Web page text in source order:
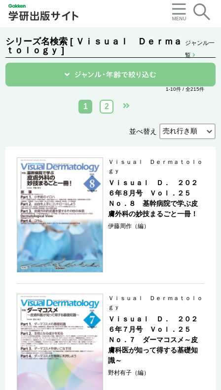
シリーズ名検索 [ Ｖｉｓｕａｌ Ｄｅｒｍａ
ｔｏｌｏｇｙ ]
ジャンル一
覧
1-10件 / 全215件
1 2
並べ替え
Ｖｉｓｕａｌ Ｄｅｒｍａｔｏｌｏ
ｇｙ
Ｖｉｓｕａｌ Ｄ． ２０２
６年８月号 Ｖｏｌ．２５
Ｎｏ．８ 基幹病院で学ぶ皮
膚外科の妙技まるごと一冊！
伊藤周作（編）
Ｖｉｓｕａｌ Ｄｅｒｍａｔｏｌｏ
ｇｙ
Ｖｉｓｕａｌ Ｄ． ２０２
６年７月号 Ｖｏｌ．２５
Ｎｏ．７ ダーマコスメ～皮
膚科医が知って得する基礎知
識～
野村有子（編）